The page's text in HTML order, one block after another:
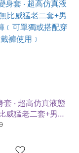
套 ‧ 超高仿真液態
威猛老二套+男用
單獨或搭配穿戴